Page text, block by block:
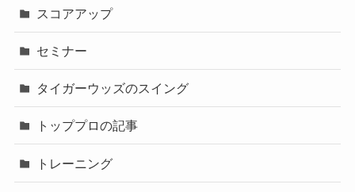
スコアアップ
セミナー
タイガーウッズのスイング
トッププロの記事
トレーニング